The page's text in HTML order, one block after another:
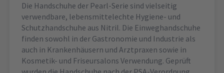
Die Handschuhe der Pearl-Serie sind vielseitig
verwendbare, lebensmittelechte Hygiene- und
Schutzhandschuhe aus Nitril. Die Einweghandschuhe
finden sowohl in der Gastronomie und Industrie als
auch in Krankenhäusern und Arztpraxen sowie in
Kosmetik- und Friseursalons Verwendung. Geprüft